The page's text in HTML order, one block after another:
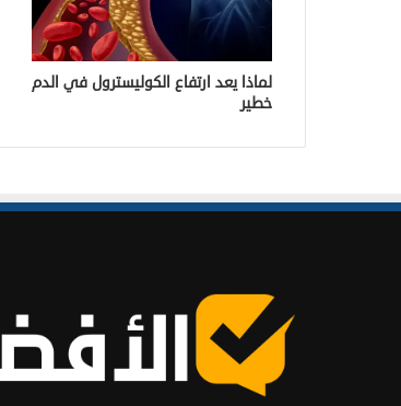
لماذا يعد ارتفاع الكوليسترول في الدم
خطير